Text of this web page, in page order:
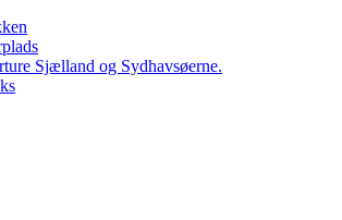
Sjælland og Sydhavsøerne.